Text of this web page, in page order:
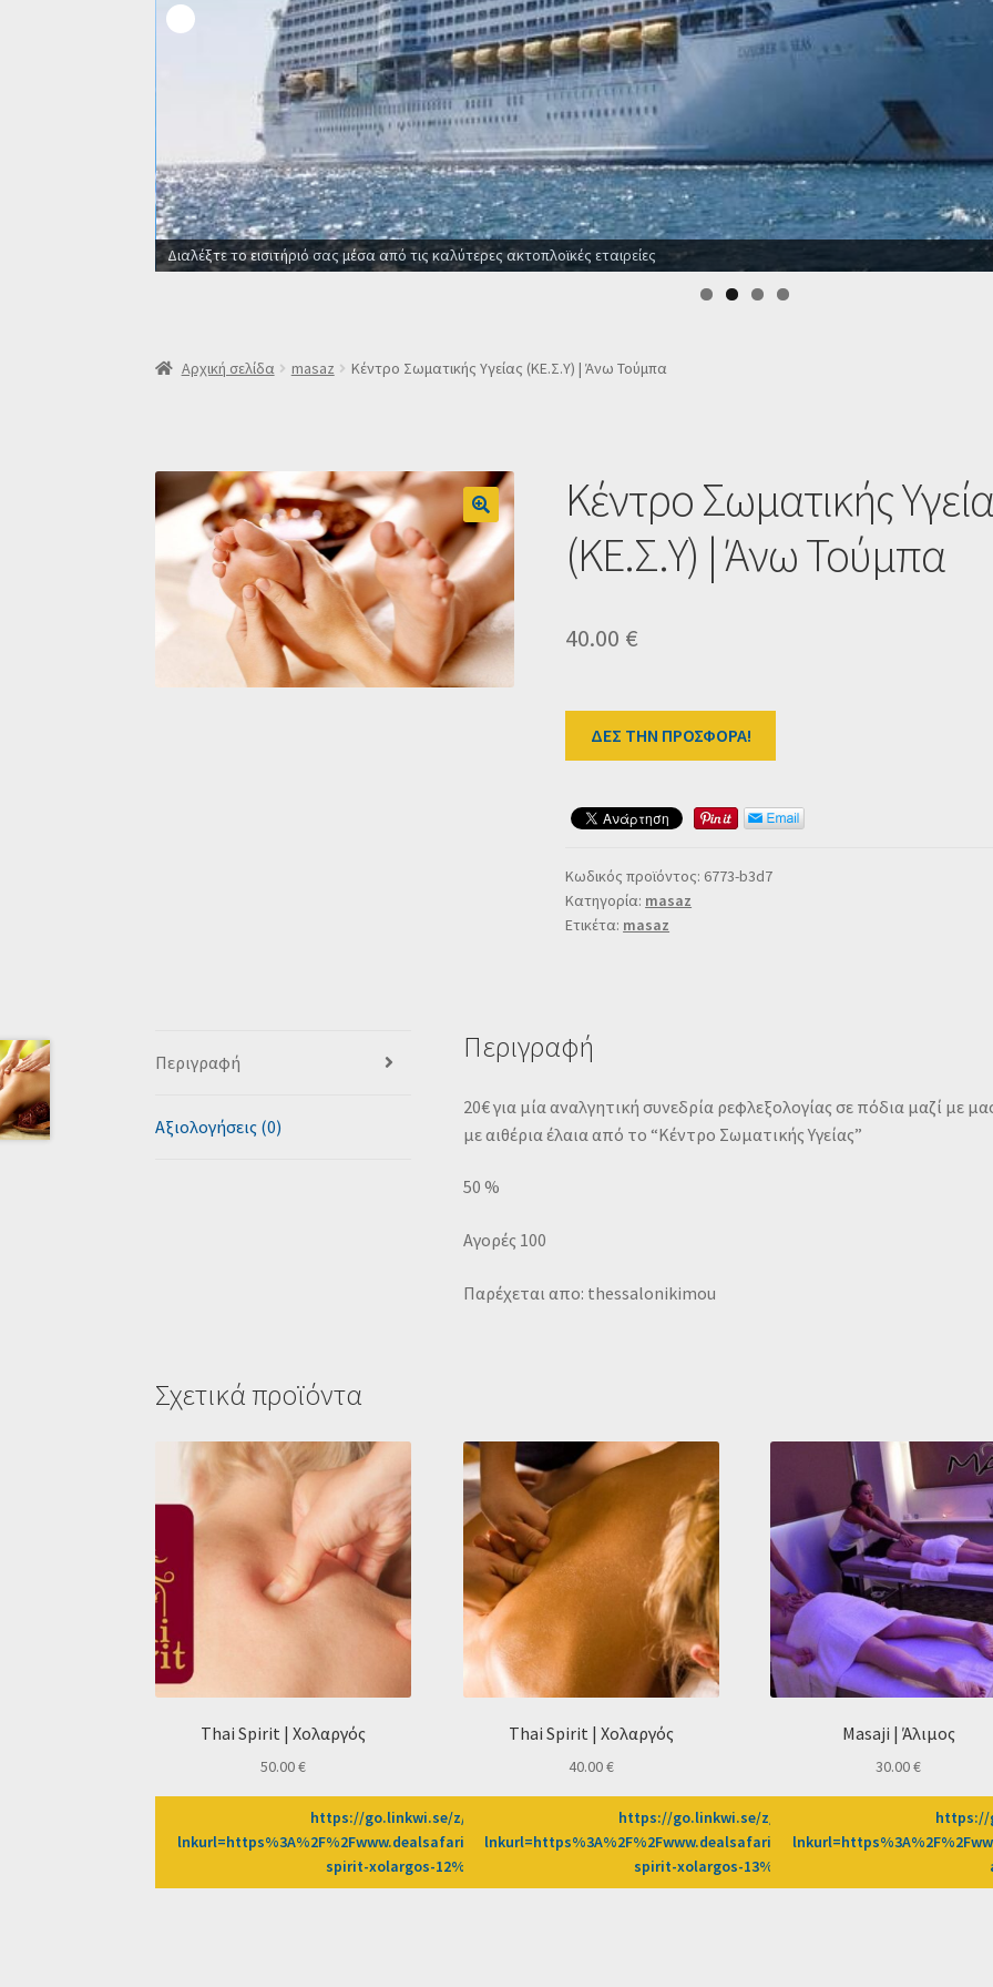
Οι καλύτερες προσφορές σε ξενοδοχεία για όλο το χρόνο
Αρχική σελίδα masaz Κέντρο Σωματικής Υγείας (ΚΕ.Σ.Υ) | Άνω Τούμπα
Κέντρο Σωματικής
(ΚΕ.Σ.Υ) | Άνω Τούμπα
40.00 €
ΔΕΣ ΤΗΝ ΠΡΟΣΦΟΡΑ!
Κωδικός προϊόντος: 6773-b3d7
Κατηγορία: masaz
Ετικέτα: masaz
Περιγραφή
Αξιολογήσεις (0)
Περιγραφή
20€ για μία αναλγητική συνεδρία ρεφλεξολογίας σε πόδια μαζί με
με αιθέρια έλαια από το “Κέντρο Σωματικής Υγείας”
50 %
Αγορές 100
Παρέχεται απο: thessalonikimou
Σχετικά προϊόντα
Thai Spirit | Χολαργός
50.00€
https://go.linkwi.se/z/269-0/CD2589/?
lnkurl=https%3A%2F%2Fwww.dealsafari.gr%2Fprosfores%2Fdeal%2Fthai-
spirit-xolargos-12%3Fafn%3DLW
Thai Spirit | Χολαργός
40.00€
https://go.linkwi.se/z/269-0/CD2589/?
spirit-xolargos-13%3Fafn%3DLW
Masaji | Άλιμος
30.00€
https://